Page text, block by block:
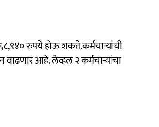
रुपये होऊ शकते.कर्मचाऱ्यांची
आहे. लेव्हल २ कर्मचाऱ्यांचा